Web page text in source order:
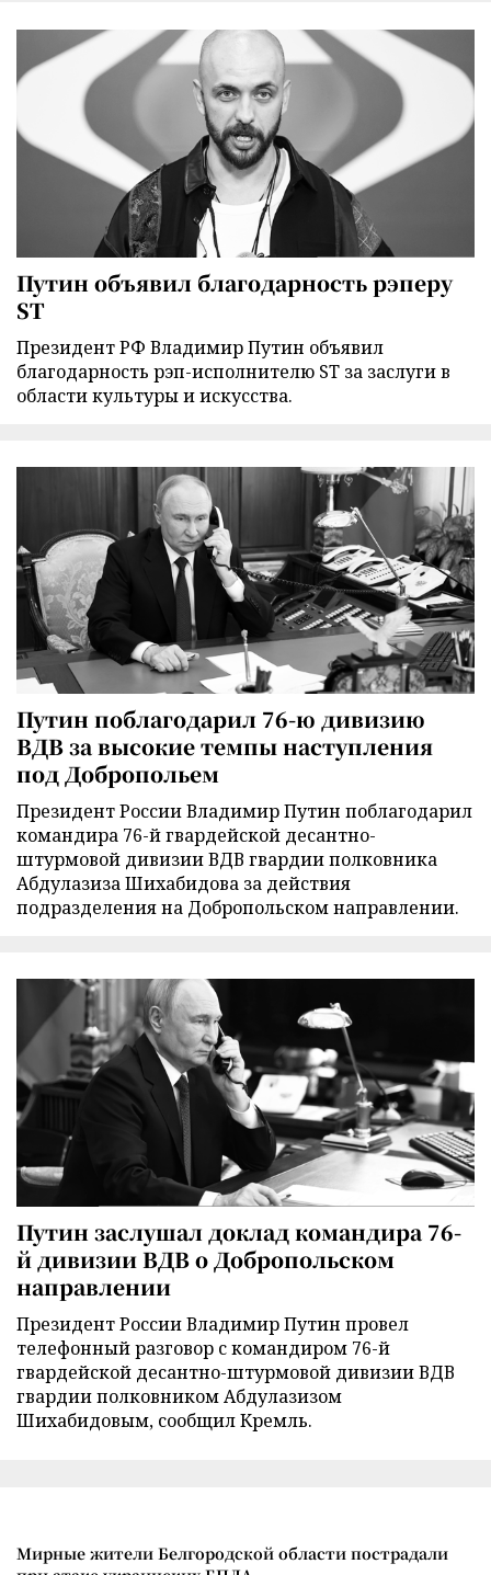
Путин объявил благодарность рэперу
ST
Президент РФ Владимир Путин объявил
благодарность рэп-исполнителю ST за заслуги в
области культуры и искусства.
Путин поблагодарил 76-ю дивизию
ВДВ за высокие темпы наступления
под Добропольем
Президент России Владимир Путин поблагодарил
командира 76-й гвардейской десантно-
штурмовой дивизии ВДВ гвардии полковника
Абдулазиза Шихабидова за действия
подразделения на Добропольском направлении.
Путин заслушал доклад командира 76-
й дивизии ВДВ о Добропольском
направлении
Президент России Владимир Путин провел
телефонный разговор с командиром 76-й
гвардейской десантно-штурмовой дивизии ВДВ
гвардии полковником Абдулазизом
Шихабидовым, сообщил Кремль.
Мирные жители Белгородской области пострадали